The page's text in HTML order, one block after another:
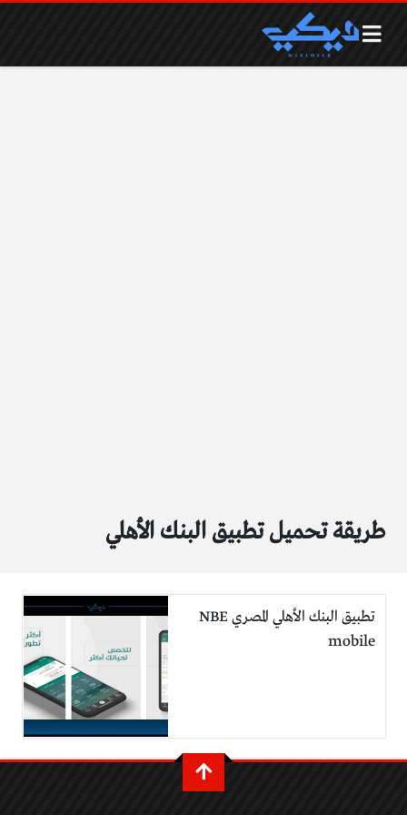
طريقة تحميل تطبيق البنك الأهلي
تطبيق البنك الأهلي المصري NBE
mobile